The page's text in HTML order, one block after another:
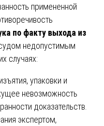
примененной
по факту выхода из
недопустимым
случаях:
упаковки и
невозможность
доказательств.
экспертом,